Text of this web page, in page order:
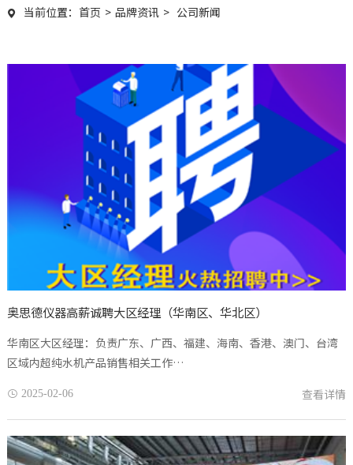
 当前位置： 首页 > 品牌资讯 > 公司新闻
奥思德仪器高薪诚聘大区经理（华南区、华北区）
华南区大区经理：负责广东、广西、福建、海南、香港、澳门、台湾
区域内超纯水机产品销售相关工作…
 2025-02-06 查看详情